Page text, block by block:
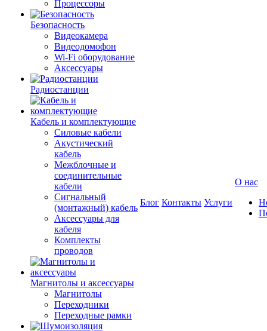
Процессоры
Безопасность
Видеокамера
Видеодомофон
Wi-Fi оборудование
Аксессуары
Радиостанции
Кабель и комплектующие
Силовые кабели
Акустический
кабель
Межблочные и
соединительные
кабели
Сигнальный
(монтажный) кабель
Аксессуары для
кабеля
Комплекты
проводов
Магнитолы и аксессуары
Магнитолы
Переходники
Переходные рамки
Блог Контакты Услуги
О нас